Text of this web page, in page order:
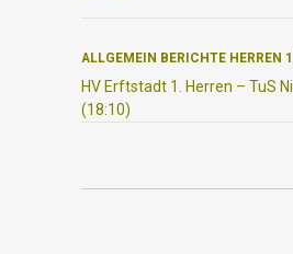
ALLGEMEIN BERICHTE HERREN 1
HV Erftstadt 1. Herren – TuS
(18:10)